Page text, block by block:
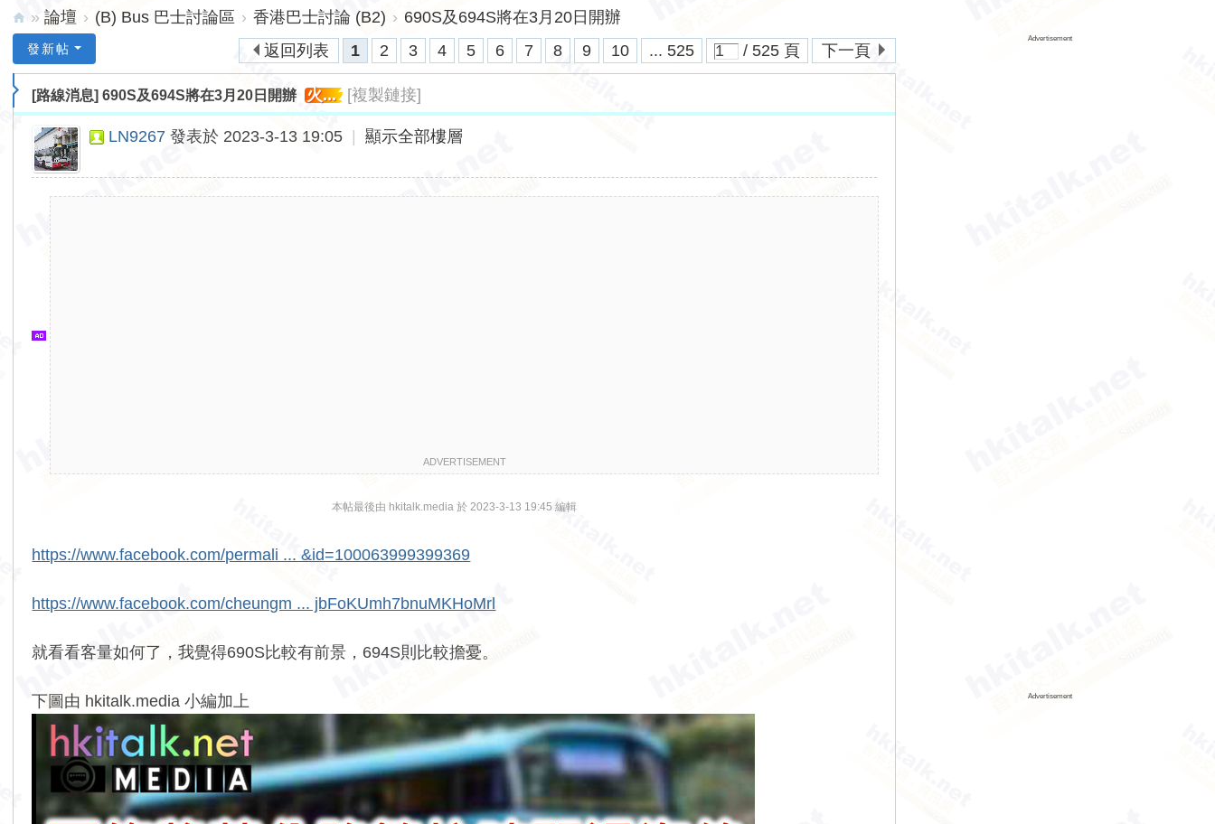
lk.
» 論壇 › (B) Bus 巴士討論區 › 香港巴士討論 (B2) › 690S及694S將在3月20日開辦
1
2 3 4 5 6 7 8 9 10 ... 525 / 525 頁 下一頁
返回列表
發新帖
[路線消息]690S及694S將在3月20日開辦 火... [複製鏈接]
LN9267 發表於 2023-3-13 19:05 顯示全部樓層
ADVERTISEMENT
本帖最後由 hkitalk.media 於 2023-3-13 19:45 編輯
https://www.facebook.com/permali ... &id=100063999399369
https://www.facebook.com/cheungm ... jbFoKUmh7bnuMKHoMrl
就看看客量如何了，我覺得690S比較有前景，694S則比較擔憂。
下圖由 hkitalk.media 小編加上
Advertisement
Advertisement